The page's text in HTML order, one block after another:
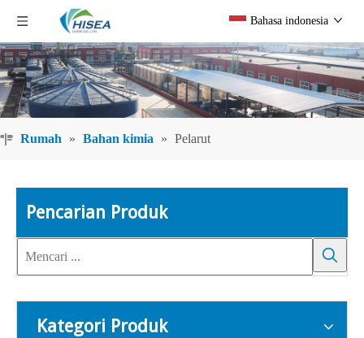
Bahasa indonesia
Rumah » Bahan kimia » Pelarut
Pencarian Produk
Kategori Produk